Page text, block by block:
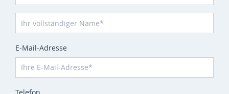
E-Mail-Adresse
Telefon